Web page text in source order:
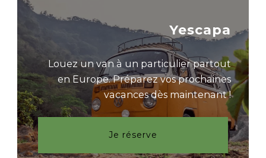
Yescapa
Louez un van à un particulier partout
en Europe. Préparez vos prochaines
vacances dès maintenant !
Je réserve